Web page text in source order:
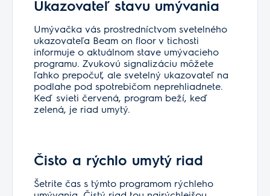
Ukazovateľ stavu umývania
Umývačka vás prostredníctvom svetelného
ukazovateľa Beam on floor v tichosti
informuje o aktuálnom stave umývacieho
programu. Zvukovú signalizáciu môžete
ľahko prepočuť, ale svetelný ukazovateľ na
podlahe pod spotrebičom neprehliadnete.
Keď svieti červená, program beží, keď
zelená, je riad umytý.
Čisto a rýchlo umytý riad
Šetrite čas s týmto programom rýchleho